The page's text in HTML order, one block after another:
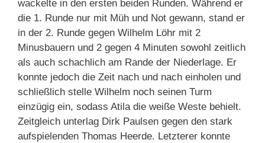
wackelte in den ersten beiden Runden. Während er
die 1. Runde nur mit Müh und Not gewann, stand er
in der 2. Runde gegen Wilhelm Löhr mit 2
Minusbauern und 2 gegen 4 Minuten sowohl zeitlich
als auch schachlich am Rande der Niederlage. Er
konnte jedoch die Zeit nach und nach einholen und
schließlich stelle Wilhelm noch seinen Turm
einzügig ein, sodass Atila die weiße Weste behielt.
Zeitgleich unterlag Dirk Paulsen gegen den stark
aufspielenden Thomas Heerde. Letzterer konnte